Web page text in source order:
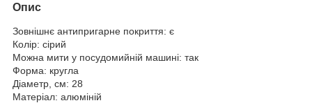
Опис
Зовнішнє антипригарне покриття: є
Колір: сірий
Можна мити у посудомийній машині: так
Форма: кругла
Діаметр, см: 28
Матеріал: алюміній